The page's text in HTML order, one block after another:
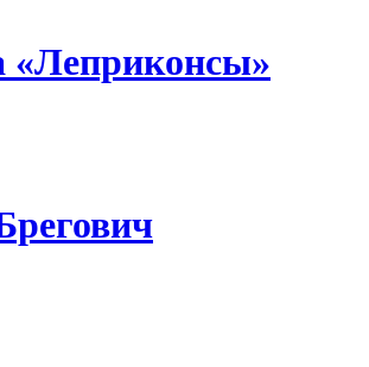
«Леприконсы»